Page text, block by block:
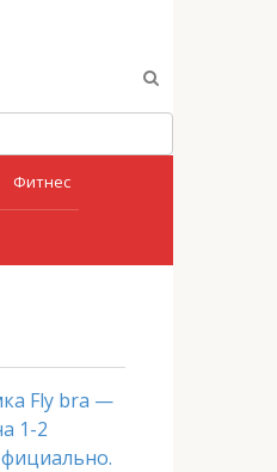
Фитнес
Fly bra —
1-2